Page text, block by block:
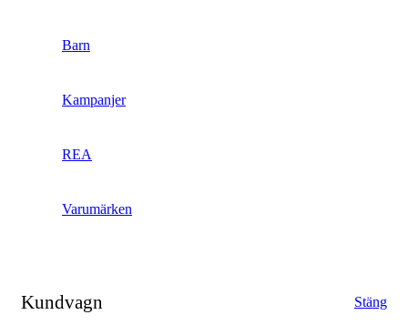
Barn
Kampanjer
REA
Varumärken
Kundvagn Stäng